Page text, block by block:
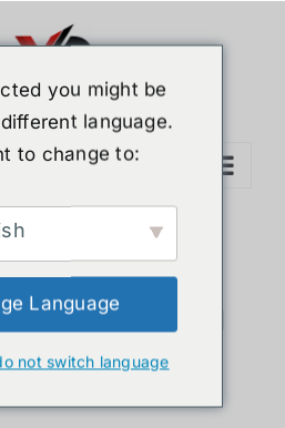
2 คืออะไร
Pro 2 คือ
ะไร
you might be
language.
to change to:
Language
not switch language